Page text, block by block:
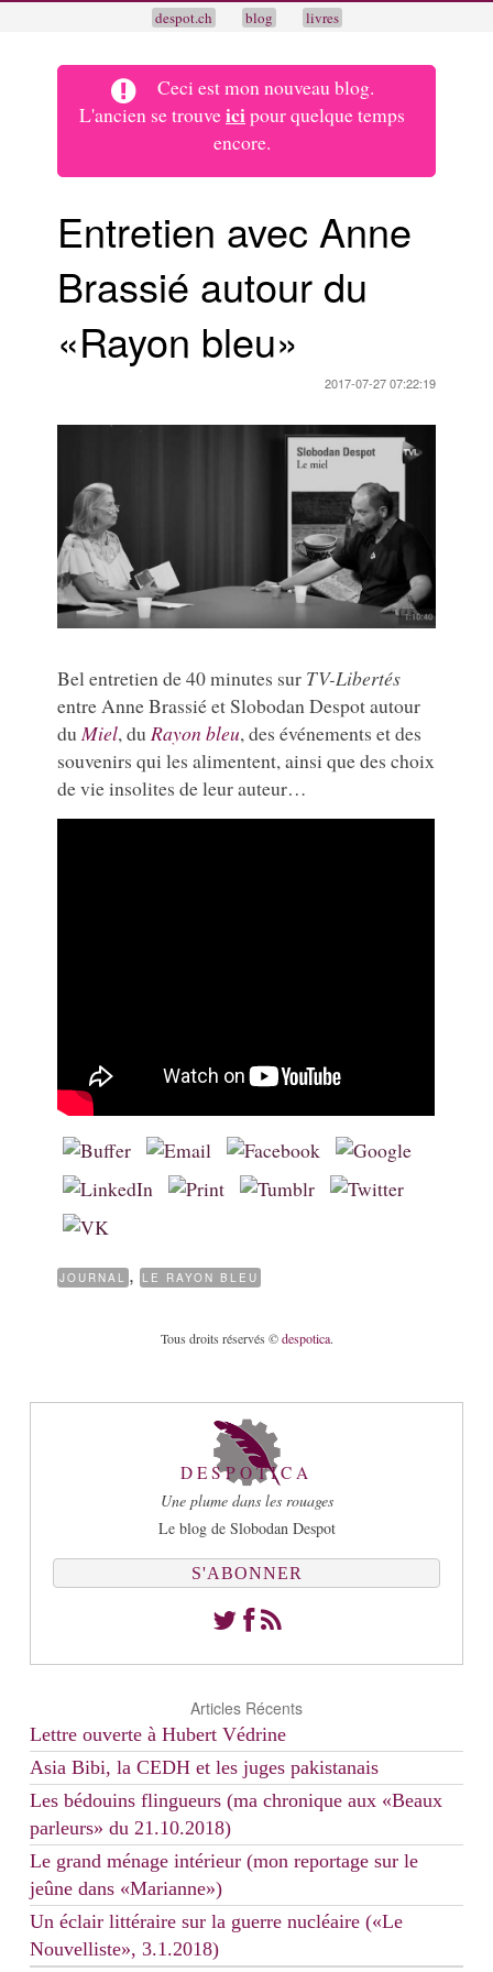
despot.ch blog livres
Ceci est mon nouveau blog.
L'ancien se trouveicipour quelque temps
encore.
Entretien avec Anne
Brassié autour du
«Rayon bleu»
2017-07-27 07:22:19
Bel entretien de 40 minutes sur TV-Libertés
entre Anne Brassié et Slobodan Despot autour
duMiel, duRayon bleu, des événements et des
souvenirs qui les alimentent, ainsi que des choix
de vie insolites de leur auteur…
JOURNAL ,LE RAYON BLEU
Tous droits réservés ©despotica.
DESPOTICA
Une plume dans les rouages
Le blog de Slobodan Despot
S'ABONNER
Articles Récents
Lettre ouverte à Hubert Védrine
Asia Bibi, la CEDH et les juges pakistanais
Les bédouins flingueurs (ma chronique aux «Beaux
parleurs» du 21.10.2018)
Le grand ménage intérieur (mon reportage sur le
jeûne dans «Marianne»)
Un éclair littéraire sur la guerre nucléaire («Le
Nouvelliste», 3.1.2018)